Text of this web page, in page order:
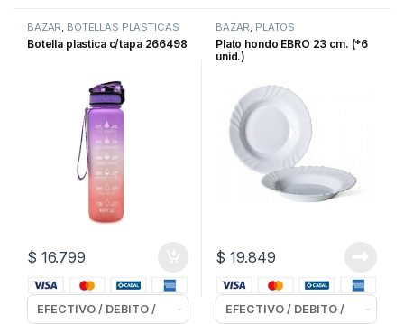
BAZAR, BOTELLAS PLASTICAS
Botella plastica c/tapa 266498
$ 16.799
BAZAR, PLATOS
Plato hondo EBRO 23 cm. (*6
unid.)
$ 19.849